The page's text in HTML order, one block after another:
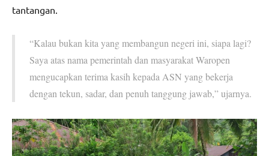
tantangan.
“Kalau bukan kita yang membangun negeri ini, siapa lagi?
Saya atas nama pemerintah dan masyarakat Waropen
mengucapkan terima kasih kepada ASN yang bekerja
dengan tekun, sadar, dan penuh tanggung jawab,” ujarnya.